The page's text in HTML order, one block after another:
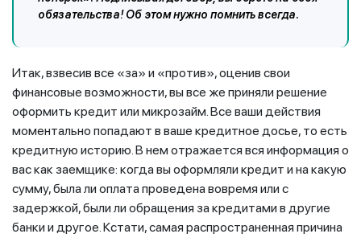
обязательства! Об этом нужно помнить всегда.
Итак, взвесив все «за» и «против», оценив свои
финансовые возможности, вы все же приняли решение
оформить кредит или микрозайм. Все ваши действия
моментально попадают в ваше кредитное досье, то есть
кредитную историю. В нем отражается вся информация о
вас как заемщике: когда вы оформляли кредит и на какую
сумму, была ли оплата проведена вовремя или с
задержкой, были ли обращения за кредитами в другие
банки и другое. Кстати, самая распространенная причина